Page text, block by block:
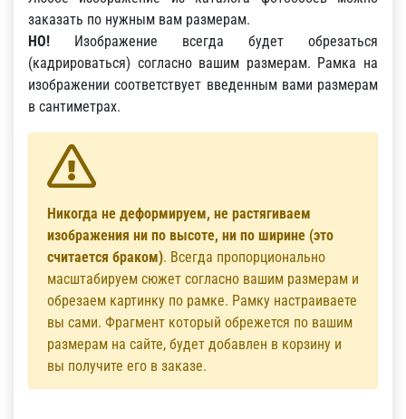
заказать по нужным вам размерам.
НО! Изображение всегда будет обрезаться
(кадрироваться) согласно вашим размерам. Рамка на
изображении соответствует введенным вами размерам
в сантиметрах.
Никогда не деформируем, не растягиваем
изображения ни по высоте, ни по ширине (это
считается браком). Всегда пропорционально
масштабируем сюжет согласно вашим размерам и
обрезаем картинку по рамке. Рамку настраиваете
вы сами. Фрагмент который обрежется по вашим
размерам на сайте, будет добавлен в корзину и
вы получите его в заказе.